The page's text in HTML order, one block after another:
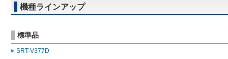
機種ラインアップ
標準品
SRT-V377D